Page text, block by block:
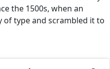
the 1500s, when an
type and scrambled it to